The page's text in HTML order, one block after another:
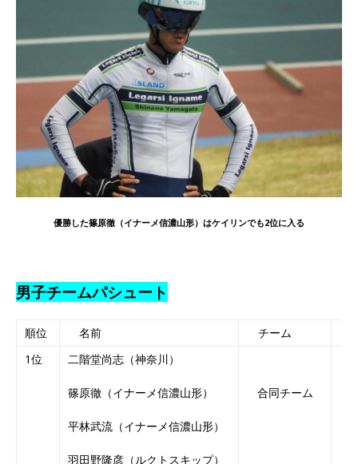
優勝した篠原徹（イナーメ信濃山形）はケイリンでも2位に入る
男子チームパシュート
順位 名前
チーム
1位
二階堂尚志（神奈川）
篠原徹（イナーメ信濃山形）
平林武流（イナーメ信濃山形）
羽田野隆彦（ルクトスキップ）
合同チーム